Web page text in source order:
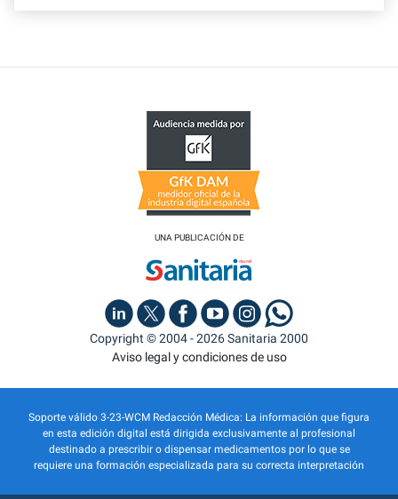
UNA PUBLICACIÓN DE
Copyright © 2004 - 2026 Sanitaria 2000
Aviso legal y condiciones de uso
Soporte válido 3-23-WCM Redacción Médica: La información que figura
en esta edición digital está dirigida exclusivamente al profesional
destinado a prescribir o dispensar medicamentos por lo que se
requiere una formación especializada para su correcta interpretación